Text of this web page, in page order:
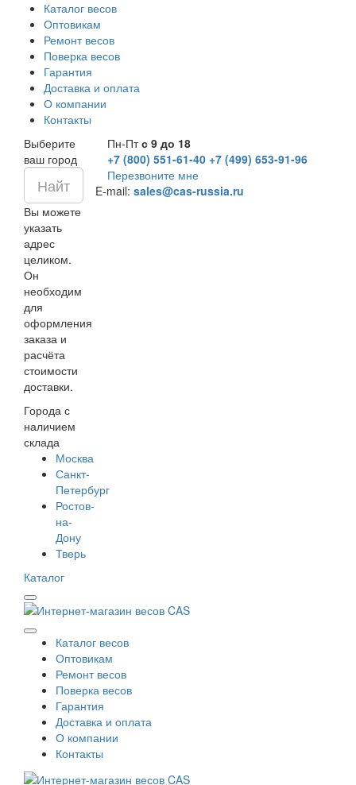
Каталог весов
Оптовикам
Ремонт весов
Поверка весов
Гарантия
Доставка и оплата
О компании
Контакты
Выберите
ваш город
Вы можете
указать
адрес
целиком.
Он
необходим
для
оформления
заказа и
расчёта
стоимости
доставки.
Города с
наличием
склада
Москва
Санкт-
Петербург
Ростов-
на-
Дону
Тверь
Пн-Птс 9 до 18
+7 (800) 551-61-40 +7 (499) 653-91-96
Перезвоните мне
E-mail: sales@cas-russia.ru
Каталог
Каталог весов
Оптовикам
Ремонт весов
Поверка весов
Гарантия
Доставка и оплата
О компании
Контакты